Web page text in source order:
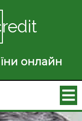
онлайн